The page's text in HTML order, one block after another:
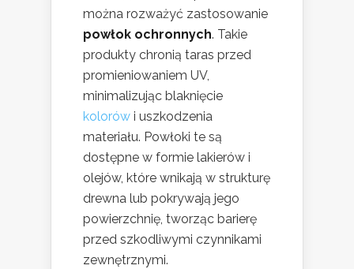
można rozważyć zastosowanie
powłok ochronnych. Takie
produkty chronią taras przed
promieniowaniem UV,
minimalizując blaknięcie
kolorów i uszkodzenia
materiału. Powłoki te są
dostępne w formie lakierów i
olejów, które wnikają w strukturę
drewna lub pokrywają jego
powierzchnię, tworząc barierę
przed szkodliwymi czynnikami
zewnętrznymi.